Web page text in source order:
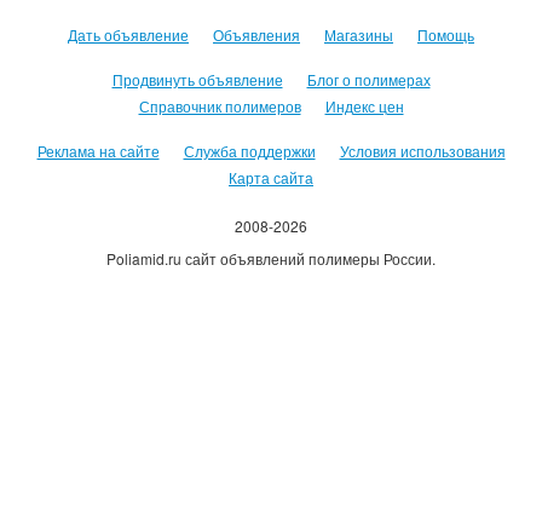
Дать объявление Объявления Магазины Помощь
Продвинуть объявление
Блог о полимерах
Справочник полимеров
Индекс цен
Реклама на сайте Служба поддержки
Условия использования
Карта сайта
2008-2026
Poliamid.ru сайт объявлений полимеры России.